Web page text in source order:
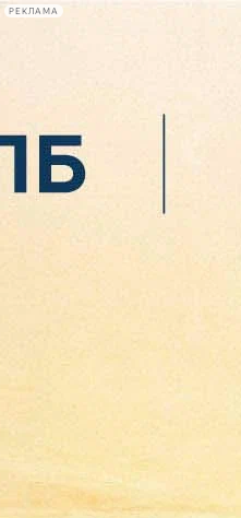
РЕКЛАМА
Сегодня: